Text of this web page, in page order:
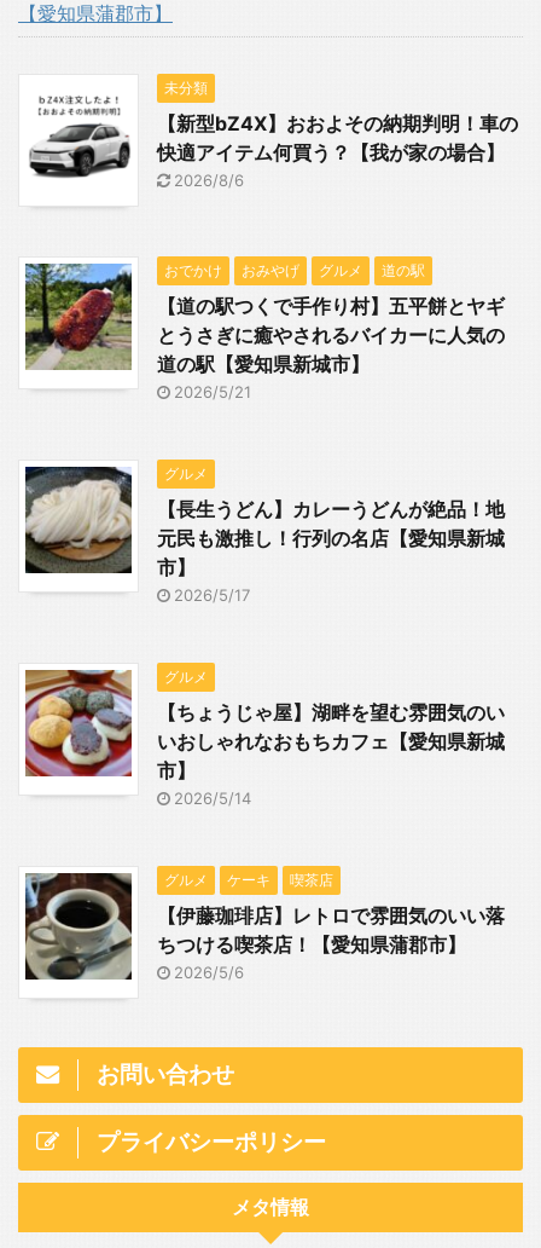
【愛知県蒲郡市】
未分類
【新型bZ4X】おおよその納期判明！車の
快適アイテム何買う？【我が家の場合】
2026/8/6
おでかけ おみやげ グルメ 道の駅
【道の駅つくで手作り村】五平餅とヤギ
とうさぎに癒やされるバイカーに人気の
道の駅【愛知県新城市】
2026/5/21
グルメ
【長生うどん】カレーうどんが絶品！地
元民も激推し！行列の名店【愛知県新城
市】
2026/5/17
グルメ
【ちょうじゃ屋】湖畔を望む雰囲気のい
いおしゃれなおもちカフェ【愛知県新城
市】
2026/5/14
グルメ ケーキ 喫茶店
【伊藤珈琲店】レトロで雰囲気のいい落
ちつける喫茶店！【愛知県蒲郡市】
2026/5/6
お問い合わせ
プライバシーポリシー
メタ情報